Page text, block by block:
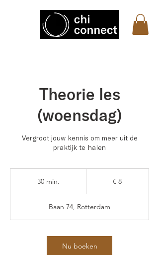
Theorie les
(woensdag)
Vergroot jouw kennis om meer uit de
praktijk te halen
30 min.
i
n
€ 8
Baan 74, Rotterdam
Nu boeken